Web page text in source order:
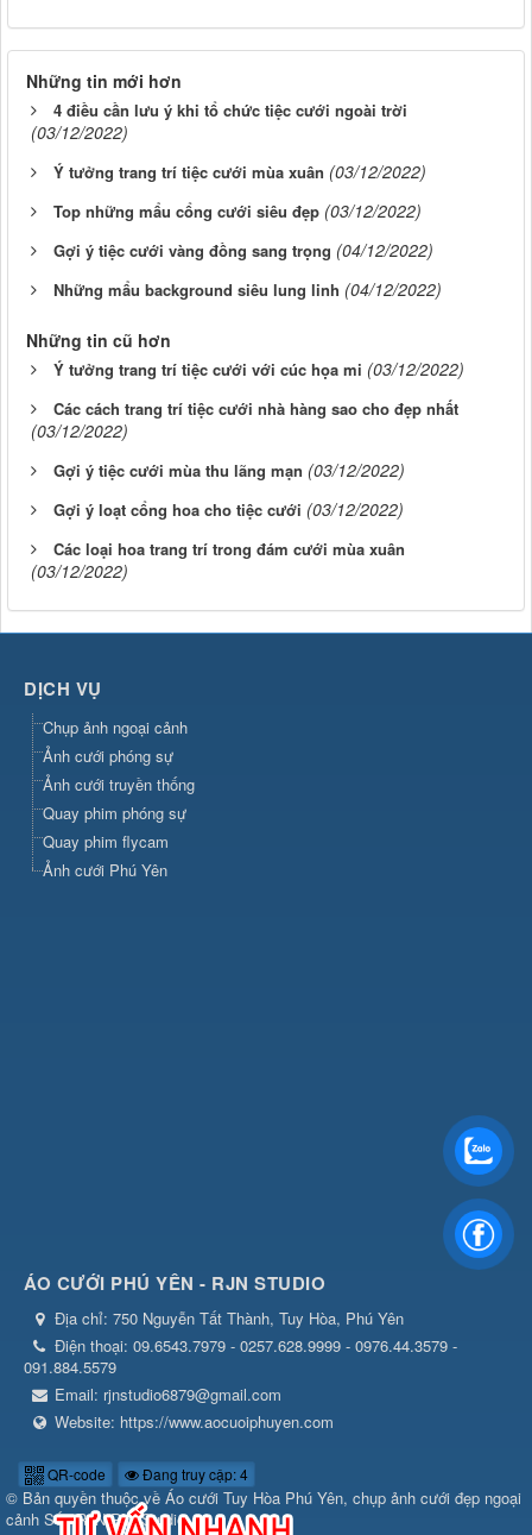
Những tin mới hơn
4 điều cần lưu ý khi tổ chức tiệc cưới ngoài trời
(03/12/2022)
Ý tưởng trang trí tiệc cưới mùa xuân (03/12/2022)
Top những mẩu cổng cưới siêu đẹp (03/12/2022)
Gợi ý tiệc cưới vàng đồng sang trọng (04/12/2022)
Những mẩu background siêu lung linh (04/12/2022)
Những tin cũ hơn
Ý tưởng trang trí tiệc cưới với cúc họa mi (03/12/2022)
Các cách trang trí tiệc cưới nhà hàng sao cho đẹp nhất
(03/12/2022)
Gợi ý tiệc cưới mùa thu lãng mạn (03/12/2022)
Gợi ý loạt cổng hoa cho tiệc cưới (03/12/2022)
Các loại hoa trang trí trong đám cưới mùa xuân
(03/12/2022)
DỊCH VỤ
Chụp ảnh ngoại cảnh
Ảnh cưới phóng sự
Ảnh cưới truyền thống
Quay phim phóng sự
Quay phim flycam
Ảnh cưới Phú Yên
ÁO CƯỚI PHÚ YÊN - RJN STUDIO
Địa chỉ: 750 Nguyễn Tất Thành, Tuy Hòa, Phú Yên
Điện thoại: 09.6543.7979 - 0257.628.9999 - 0976.44.3579 -
091.884.5579
Email: rjnstudio6879@gmail.com
Website: https://www.aocuoiphuyen.com
QR-code Đang truy cập: 4
© Bản quyền thuộc về Áo cưới Tuy Hòa Phú Yên, chụp ảnh cưới đẹp ngoại
cảnh Số1 RJN RIN Studio